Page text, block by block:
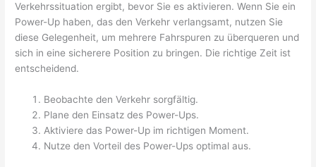
Verkehrssituation ergibt, bevor Sie es aktivieren. Wenn Sie ein
Power-Up haben, das den Verkehr verlangsamt, nutzen Sie
diese Gelegenheit, um mehrere Fahrspuren zu überqueren und
sich in eine sicherere Position zu bringen. Die richtige Zeit ist
entscheidend.
Beobachte den Verkehr sorgfältig.
Plane den Einsatz des Power-Ups.
Aktiviere das Power-Up im richtigen Moment.
Nutze den Vorteil des Power-Ups optimal aus.